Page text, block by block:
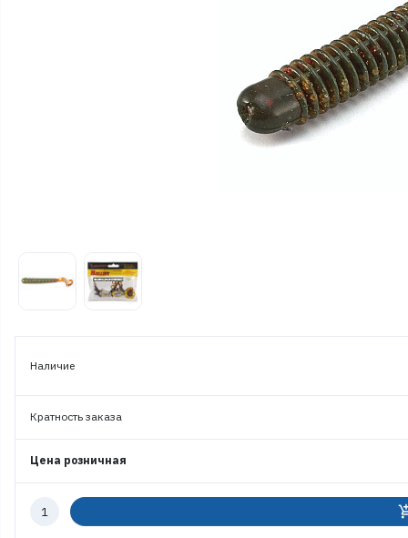
Наличие
Кратность заказа
Цена розничная
Количество